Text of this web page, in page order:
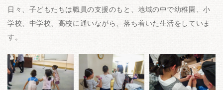
日々、子どもたちは職員の支援のもと、地域の中で幼稚園、小
学校、中学校、高校に通いながら、落ち着いた生活をしていま
す。